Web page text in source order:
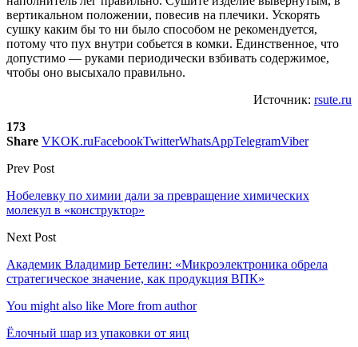
вертикальном положении, повесив на плечики. Ускорять
сушку каким бы то ни было способом не рекомендуется,
потому что пух внутри собьется в комки. Единственное, что
допустимо — руками периодически взбивать содержимое,
чтобы оно высыхало правильно.
Источник: rsute.ru
173
Share VKOK.ruFacebookTwitterWhatsAppTelegramViber
Prev Post
Нобелевку по химии дали за превращение химических
молекул в «конструктор»
Next Post
Академик Владимир Бетелин: «Микроэлектроника обрела
стратегическое значение, как продукция ВПК»
You might also like More from author
Ёлочный шар из упаковки от яиц